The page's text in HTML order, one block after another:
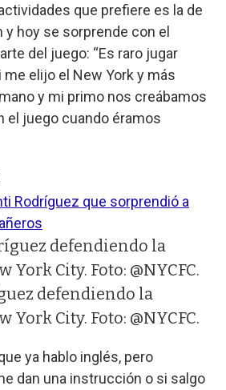
que prefiere es la de
y hoy se sorprende con el
del juego: “Es raro jugar
elijo el New York y más
y mi primo nos creábamos
el juego cuando éramos
Rodríguez que sorprendió a
defendiendo la
York City. Foto: @NYCFC.
ya hablo inglés, pero
dan una instrucción o si salgo